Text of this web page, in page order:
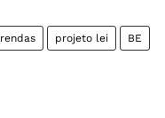
rendas projeto lei BE